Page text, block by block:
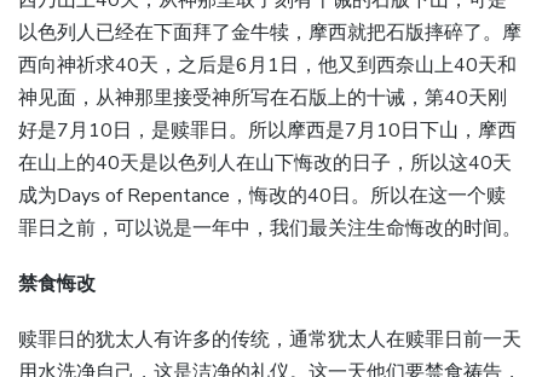
以色列人已经在下面拜了金牛犊，摩西就把石版摔碎了。摩
西向神祈求40天，之后是6月1日，他又到西奈山上40天和
神见面，从神那里接受神所写在石版上的十诫，第40天刚
好是7月10日，是赎罪日。所以摩西是7月10日下山，摩西
在山上的40天是以色列人在山下悔改的日子，所以这40天
成为Days of Repentance，悔改的40日。所以在这一个赎
罪日之前，可以说是一年中，我们最关注生命悔改的时间。
禁食悔改
赎罪日的犹太人有许多的传统，通常犹太人在赎罪日前一天